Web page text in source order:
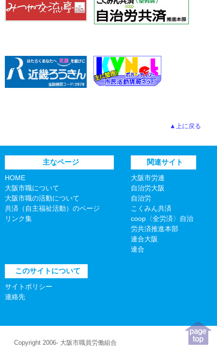
▲上に戻る
主なページ
HOME
大阪市職について
大阪市職の活動について
共済（自主福祉活動）のページ
リンク集
関連サイト
大阪市労連
自治労大阪
自治労
こくみん共済
coop〈全労済〉自治
労共済推進本部
連合大阪
連合
このサイトについて
サイトポリシー
連絡先
Copyright 2006- 大阪市職員労働組合